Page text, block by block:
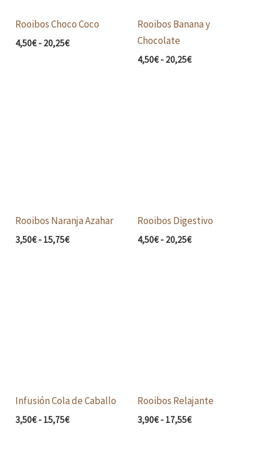
Rooibos Choco Coco
4,50€ - 20,25€
Rooibos Banana y
Chocolate
4,50€ - 20,25€
Rooibos Naranja Azahar
3,50€ - 15,75€
Rooibos Digestivo
4,50€ - 20,25€
Infusión Cola de Caballo
3,50€ - 15,75€
Rooibos Relajante
3,90€ - 17,55€